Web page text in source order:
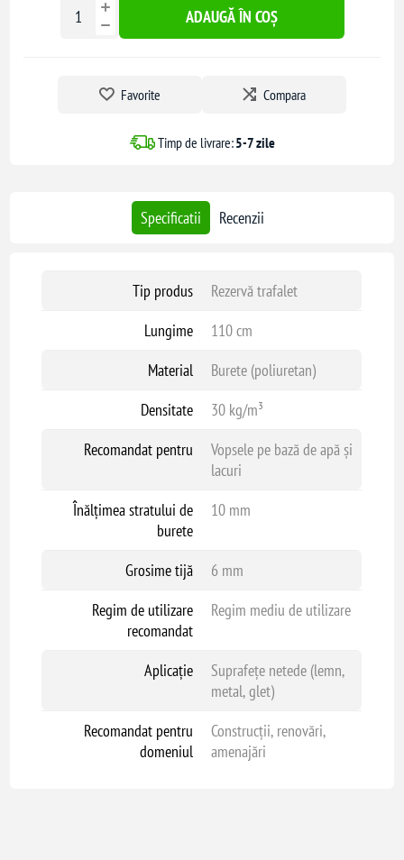
ADAUGĂ ÎN COȘ
Favorite Compara
Timp de livrare:5-7 zile
Specificatii Recenzii
Tip produs
Rezervă trafalet
Lungime
110 cm
Material
Burete (poliuretan)
Densitate
30 kg/m³
Recomandat pentru
Vopsele pe bază de apă și
lacuri
Înălțimea stratului de
burete
10 mm
Grosime tijă
6 mm
Regim de utilizare
recomandat
Regim mediu de utilizare
Aplicație
Suprafețe netede (lemn,
metal, glet)
Recomandat pentru
domeniul
Construcții, renovări,
amenajări